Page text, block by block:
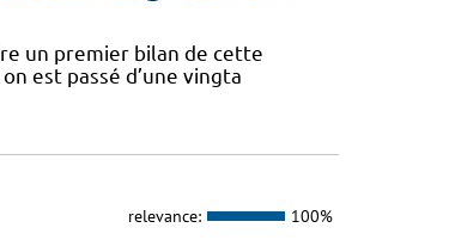
un premier bilan de cette
est passé d’une vingta
relevance: 100%